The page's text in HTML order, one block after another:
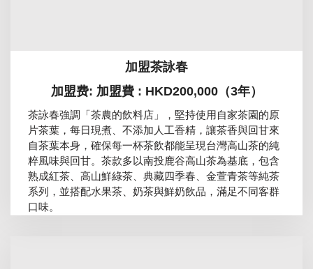
加盟茶詠春
加盟费: 加盟費 : HKD200,000（3年）
茶詠春強調「茶農的飲料店」，堅持使用自家茶園的原
片茶葉，每日現煮、不添加人工香精，讓茶香與回甘來
自茶葉本身，確保每一杯茶飲都能呈現台灣高山茶的純
粹風味與回甘。茶款多以南投鹿谷高山茶為基底，包含
熟成紅茶、高山鮮綠茶、典藏四季春、金萱青茶等純茶
系列，並搭配水果茶、奶茶與鮮奶飲品，滿足不同客群
口味。